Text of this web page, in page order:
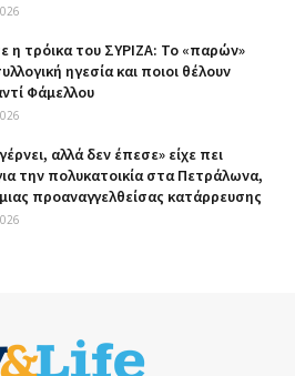
η τρόικα του ΣΥΡΙΖΑ: Το «παρών»
ηγεσία και ποιοι θέλουν
Φάμελλου
αλλά δεν έπεσε» είχε πει
την πολυκατοικία στα Πετράλωνα,
προαναγγελθείσας κατάρρευσης